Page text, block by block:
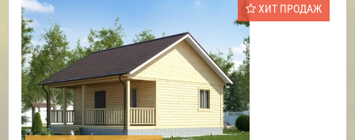
ХИТ ПРОДАЖ